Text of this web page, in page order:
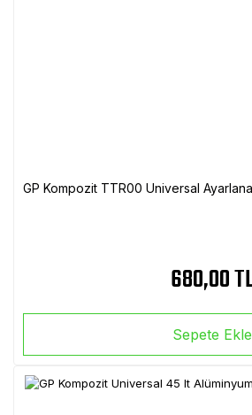
GP Kompozit TTR00 Universal
680,00
Sepete Ekle